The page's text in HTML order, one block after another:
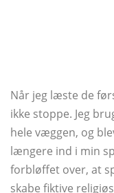
Når jeg læste de
ikke stoppe. Jeg
hele væggen, og
længere ind i min
forbløffet over, at
skabe fiktive